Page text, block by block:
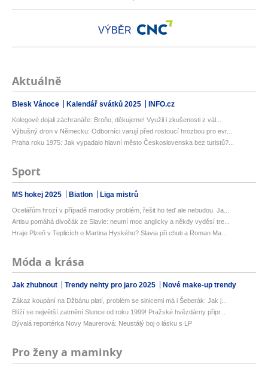
VÝBĚR
Aktuálně
Blesk Vánoce Kalendář svátků 2025 INFO.cz
Kolegové dojali záchranáře: Broňo, děkujeme! Využil i zkušenosti z vál...
Výbušný dron v Německu: Odborníci varují před rostoucí hrozbou pro evr...
Praha roku 1975: Jak vypadalo hlavní město Československa bez turistů?...
Sport
MS hokej 2025 Biatlon Liga mistrů
Ocelářům hrozí v případě marodky problém, řešit ho teď ale nebudou. Ja...
Artisu pomáhá divočák ze Slavie: neumí moc anglicky a někdy vyděsí tre...
Hraje Plzeň v Teplicích o Martina Hyského? Slavia při chuti a Roman Ma...
Móda a krása
Jak zhubnout Trendy nehty pro jaro 2025 Nové make-up trendy
Zákaz koupání na Džbánu platí, problém se sinicemi má i Šeberák: Jak j...
Blíží se největší zatmění Slunce od roku 1999! Pražské hvězdárny připr...
Bývalá reportérka Novy Maurerová: Neustálý boj o lásku s LP
Pro ženy a maminky